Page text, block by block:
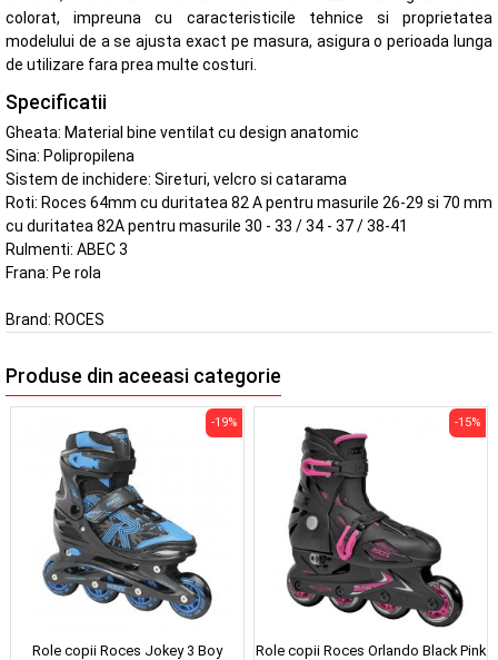
colorat, impreuna cu caracteristicile tehnice si proprietatea
modelului de a se ajusta exact pe masura, asigura o perioada lunga
de utilizare fara prea multe costuri.
Specificatii
Gheata: Material bine ventilat cu design anatomic
Sina: Polipropilena
Sistem de inchidere: Sireturi, velcro si catarama
Roti: Roces 64mm cu duritatea 82 A pentru masurile 26-29 si 70 mm
cu duritatea 82A pentru masurile 30 - 33 / 34 - 37 / 38-41
Rulmenti: ABEC 3
Frana: Pe rola
Brand: ROCES
Produse din aceeasi categorie
Role copii Roces Jokey 3 Boy
-19%
Role copii Roces Orlando Black Pink
-15%